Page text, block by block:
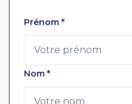
Laissez ce champ vide
Prénom *
Nom *